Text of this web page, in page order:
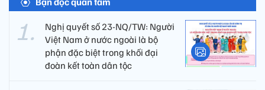
Nghị quyết số 23-NQ/TW: Người
Việt Nam ở nước ngoài là bộ
phận đặc biệt trong khối đại
đoàn kết toàn dân tộc